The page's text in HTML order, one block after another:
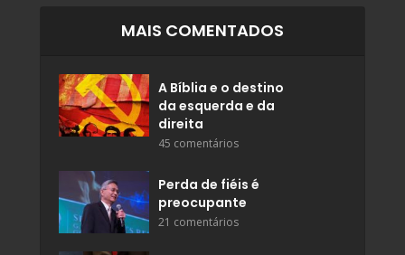
MAIS COMENTADOS
A Bíblia e o destino
da esquerda e da
direita
45 comentários
Perda de fiéis é
preocupante
21 comentários